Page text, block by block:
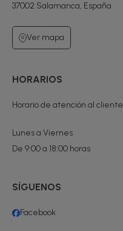
37002 Salamanca, España
Ver mapa
HORARIOS
Horario de atención al cliente
Lunes a Viernes
De 9:00 a 18:00 horas
SÍGUENOS
Facebook